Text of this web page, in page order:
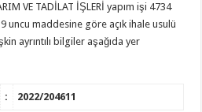
VE TADİLAT İŞLERİ yapım işi 4734
uncu maddesine göre açık ihale usulü
ayrıntılı bilgiler aşağıda yer
: 2022/204611